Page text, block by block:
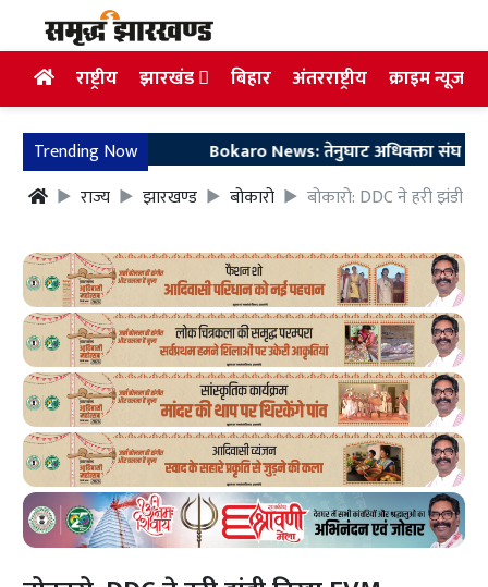
राष्ट्रीय झारखंड बिहार अंतरराष्ट्रीय क्राइम न्यूज
Trending Now
Bokaro News: तेनुघाट अधिवक्ता संघ परिसर
राज्य
झारखण्ड बोकारो बोकारो: DDC ने हरी झंडी